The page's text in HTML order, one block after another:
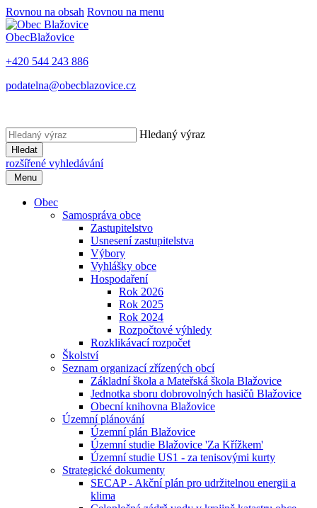
Rovnou na obsah Rovnou na menu
ObecBlažovice
+420 544 243 886
podatelna@obecblazovice.cz
Hledaný výraz
Hledat
rozšířené vyhledávání
Menu
Obec
Samospráva obce
Zastupitelstvo
Usnesení zastupitelstva
Výbory
Vyhlášky obce
Hospodaření
Rok 2026
Rok 2025
Rok 2024
Rozpočtové výhledy
Rozklikávací rozpočet
Školství
Seznam organizací zřízených obcí
Základní škola a Mateřská škola Blažovice
Jednotka sboru dobrovolných hasičů Blažovice
Obecní knihovna Blažovice
Územní plánování
Územní plán Blažovice
Územní studie Blažovice 'Za Křížkem'
Územní studie US1 - za tenisovými kurty
Strategické dokumenty
SECAP - Akční plán pro udržitelnou energii a
klima